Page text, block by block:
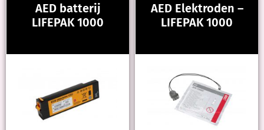
AED batterij
LIFEPAK 1000
AED Elektroden –
LIFEPAK 1000